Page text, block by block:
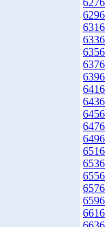
6276
6296
6316
6336
6356
6376
6396
6416
6436
6456
6476
6496
6516
6536
6556
6576
6596
6616